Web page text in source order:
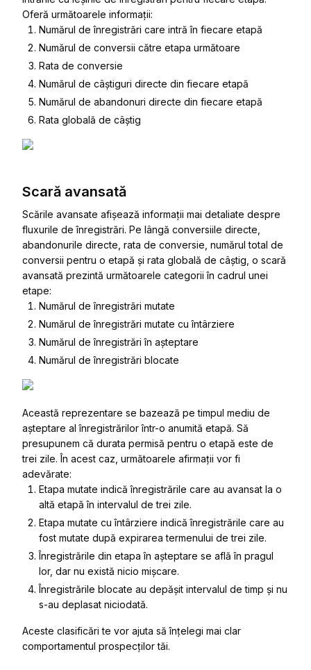
Oferă următoarele informații:
Numărul de înregistrări care intră în fiecare etapă
Numărul de conversii către etapa următoare
Rata de conversie
Numărul de câștiguri directe din fiecare etapă
Numărul de abandonuri directe din fiecare etapă
Rata globală de câștig
Scară avansată
Scările avansate afișează informații mai detaliate despre
fluxurile de înregistrări. Pe lângă conversiile directe,
abandonurile directe, rata de conversie, numărul total de
conversii pentru o etapă și rata globală de câștig, o scară
avansată prezintă următoarele categorii în cadrul unei
etape:
Numărul de înregistrări mutate
Numărul de înregistrări mutate cu întârziere
Numărul de înregistrări în așteptare
Numărul de înregistrări blocate
Această reprezentare se bazează pe timpul mediu de
așteptare al înregistrărilor într-o anumită etapă. Să
presupunem că durata permisă pentru o etapă este de
trei zile. În acest caz, următoarele afirmații vor fi
adevărate:
Etapa mutate indică înregistrările care au avansat la o
altă etapă în intervalul de trei zile.
Etapa mutate cu întârziere indică înregistrările care au
fost mutate după expirarea termenului de trei zile.
Înregistrările din etapa în așteptare se află în pragul
lor, dar nu există nicio mișcare.
Înregistrările blocate au depășit intervalul de timp și nu
s-au deplasat niciodată.
Aceste clasificări te vor ajuta să înțelegi mai clar
comportamentul prospecților tăi.